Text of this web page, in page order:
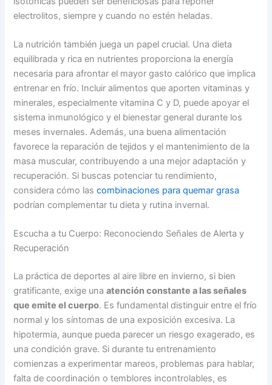
electrolitos, siempre y cuando no estén heladas.
La nutrición también juega un papel crucial. Una dieta
equilibrada y rica en nutrientes proporciona la energía
necesaria para afrontar el mayor gasto calórico que implica
entrenar en frío. Incluir alimentos que aporten vitaminas y
minerales, especialmente vitamina C y D, puede apoyar el
sistema inmunológico y el bienestar general durante los
meses invernales. Además, una buena alimentación
favorece la reparación de tejidos y el mantenimiento de la
masa muscular, contribuyendo a una mejor adaptación y
recuperación. Si buscas potenciar tu rendimiento,
considera cómo lascombinaciones para quemar grasa
podrían complementar tu dieta y rutina invernal.
Escucha a tu Cuerpo: Reconociendo Señales de Alerta y
Recuperación
La práctica de deportes al aire libre en invierno, si bien
gratificante, exige unaatención constante a las señales
que emite el cuerpo. Es fundamental distinguir entre el frío
normal y los síntomas de una exposición excesiva. La
hipotermia, aunque pueda parecer un riesgo exagerado, es
una condición grave. Si durante tu entrenamiento
comienzas a experimentar mareos, problemas para hablar,
falta de coordinación o temblores incontrolables, es